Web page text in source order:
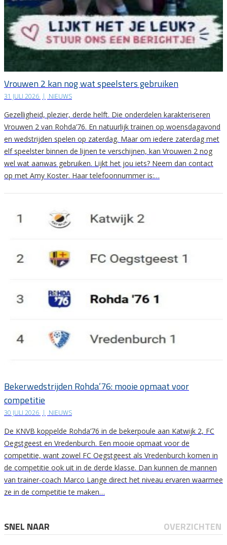
Vrouwen 2 kan nog wat speelsters gebruiken
31 JULI 2026 | NIEUWS
Gezelligheid, plezier, derde helft. Die onderdelen karakteriseren
Vrouwen 2 van Rohda’76. En natuurlijk trainen op woensdagavond
en wedstrijden spelen op zaterdag. Maar om iedere zaterdag met
elf speelster binnen de lijnen te verschijnen, kan Vrouwen 2 nog
wel wat aanwas gebruiken. Lijkt het jou iets? Neem dan contact
op met Amy Koster. Haar telefoonnummer is:…
Bekerwedstrijden Rohda’76: mooie opmaat voor
competitie
30 JULI 2026 | NIEUWS
De KNVB koppelde Rohda’76 in de bekerpoule aan Katwijk 2, FC
Oegstgeest en Vredenburch. Een mooie opmaat voor de
competitie, want zowel FC Oegstgeest als Vredenburch komen in
de competitie ook uit in de derde klasse. Dan kunnen de mannen
van trainer-coach Marco Lange direct het niveau ervaren waarmee
ze in de competitie te maken…
SNEL NAAR OVERZICHTEN